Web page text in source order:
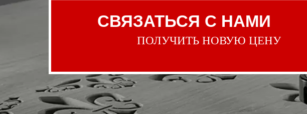
СВЯЗАТЬСЯ С НАМИ
ПОЛУЧИТЬ НОВУЮ ЦЕНУ